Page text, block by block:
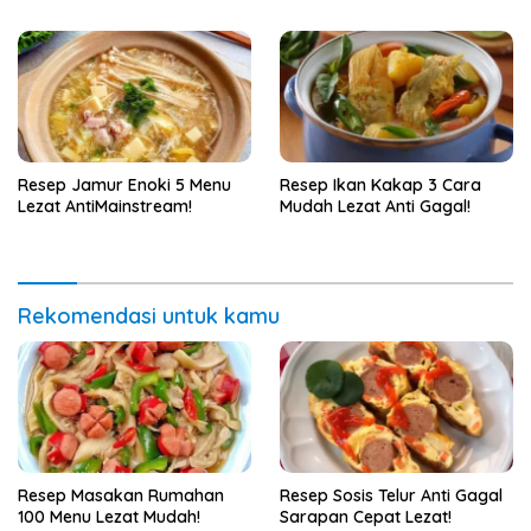
Resep Jamur Enoki 5 Menu
Lezat AntiMainstream!
Resep Ikan Kakap 3 Cara
Mudah Lezat Anti Gagal!
Rekomendasi untuk kamu
Resep Masakan Rumahan
100 Menu Lezat Mudah!
Resep Sosis Telur Anti Gagal
Sarapan Cepat Lezat!